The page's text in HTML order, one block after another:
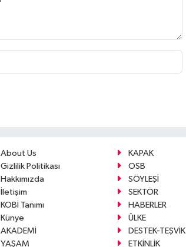
About Us
KAPAK
Gizlilik Politikası
OSB
Hakkımızda
SÖYLEŞİ
İletişim
SEKTÖR
KOBİ Tanımı
HABERLER
Künye
ÜLKE
AKADEMİ
DESTEK-TEŞVİK
YAŞAM
ETKİNLİK